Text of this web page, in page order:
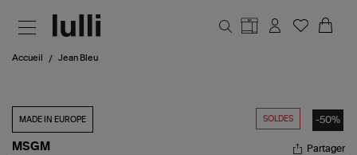
Accueil Jean Bleu
SOLDES -50%
MADE IN EUROPE
MSGM Partager